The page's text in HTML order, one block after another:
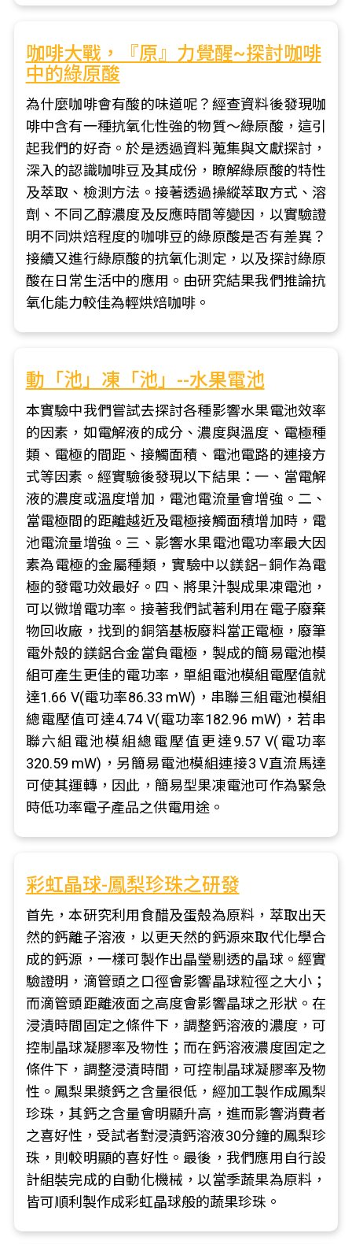
咖啡大戰，『原』力覺醒~探討咖啡
中的綠原酸
為什麼咖啡會有酸的味道呢？經查資料後發現咖
啡中含有一種抗氧化性強的物質～綠原酸，這引
起我們的好奇。於是透過資料蒐集與文獻探討，
深入的認識咖啡豆及其成份，瞭解綠原酸的特性
及萃取、檢測方法。接著透過操縱萃取方式、溶
劑、不同乙醇濃度及反應時間等變因，以實驗證
明不同烘焙程度的咖啡豆的綠原酸是否有差異？
接續又進行綠原酸的抗氧化測定，以及探討綠原
酸在日常生活中的應用。由研究結果我們推論抗
氧化能力較佳為輕烘焙咖啡。
動「池」凍「池」--水果電池
本實驗中我們嘗試去探討各種影響水果電池效率
的因素，如電解液的成分、濃度與溫度、電極種
類、電極的間距、接觸面積、電池電路的連接方
式等因素。經實驗後發現以下結果：一、當電解
液的濃度或溫度增加，電池電流量會增強。二、
當電極間的距離越近及電極接觸面積增加時，電
池電流量增強。三、影響水果電池電功率最大因
素為電極的金屬種類，實驗中以鎂鋁–銅作為電
極的發電功效最好。四、將果汁製成果凍電池，
可以微增電功率。接著我們試著利用在電子廢棄
物回收廠，找到的銅箔基板廢料當正電極，廢筆
電外殼的鎂鋁合金當負電極，製成的簡易電池模
組可產生更佳的電功率，單組電池模組電壓值就
達1.66 V(電功率86.33 mW)，串聯三組電池模組
總電壓值可達4.74 V(電功率182.96 mW)，若串
聯六組電池模組總電壓值更達9.57 V(電功率
320.59 mW)，另簡易電池模組連接3 V直流馬達
可使其運轉，因此，簡易型果凍電池可作為緊急
時低功率電子產品之供電用途。
彩虹晶球-鳳梨珍珠之研發
首先，本研究利用食醋及蛋殼為原料，萃取出天
然的鈣離子溶液，以更天然的鈣源來取代化學合
成的鈣源，一樣可製作出晶瑩剔透的晶球。經實
驗證明，滴管頭之口徑會影響晶球粒徑之大小；
而滴管頭距離液面之高度會影響晶球之形狀。在
浸漬時間固定之條件下，調整鈣溶液的濃度，可
控制晶球凝膠率及物性；而在鈣溶液濃度固定之
條件下，調整浸漬時間，可控制晶球凝膠率及物
性。鳳梨果漿鈣之含量很低，經加工製作成鳳梨
珍珠，其鈣之含量會明顯升高，進而影響消費者
之喜好性，受試者對浸漬鈣溶液30分鐘的鳳梨珍
珠，則較明顯的喜好性。最後，我們應用自行設
計組裝完成的自動化機械，以當季蔬果為原料，
皆可順利製作成彩虹晶球般的蔬果珍珠。